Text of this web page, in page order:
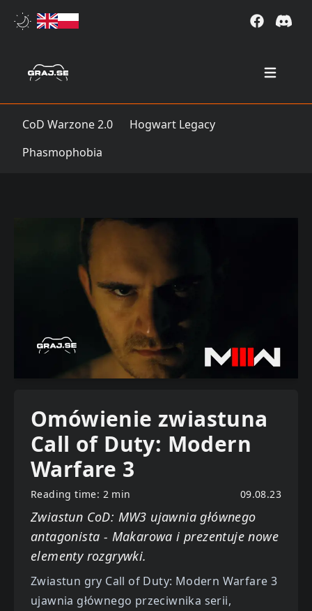
Open
CoD Warzone 2.0
Hogwart Legacy
Phasmophobia
Omówienie zwiastuna
Call of Duty: Modern
Warfare 3
Reading time: 2 min 09.08.23
Zwiastun CoD: MW3 ujawnia głównego
antagonista - Makarowa i prezentuje nowe
elementy rozgrywki.
Zwiastun gry Call of Duty: Modern Warfare 3
ujawnia głównego przeciwnika serii,